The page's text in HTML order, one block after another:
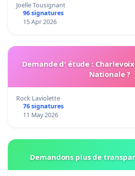
Joelle Tousignant
96 signatures
15 Apr 2026
Demande d' étude :
Nationale ?
Rock Laviolette
76 signatures
11 May 2026
Demandons plus de